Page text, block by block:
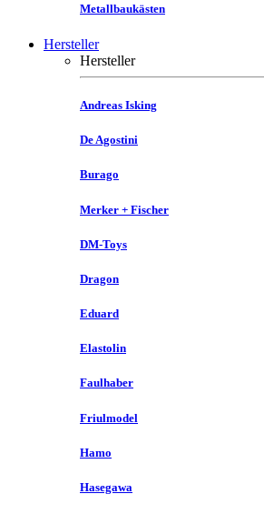
Metallbaukästen
Hersteller
Hersteller
Andreas Isking
De Agostini
Burago
Merker + Fischer
DM-Toys
Dragon
Eduard
Elastolin
Faulhaber
Friulmodel
Hamo
Hasegawa